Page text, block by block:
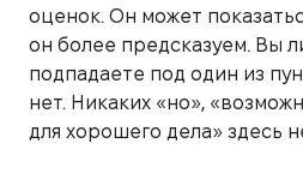
оценок. Он может
он более предсказуем. Вы
подпадаете под один из
нет. Никаких «но»,
для хорошего дела» здесь